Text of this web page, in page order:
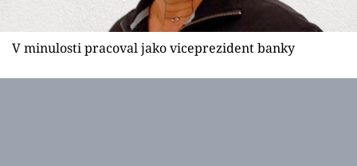
V minulosti pracoval jako viceprezident banky